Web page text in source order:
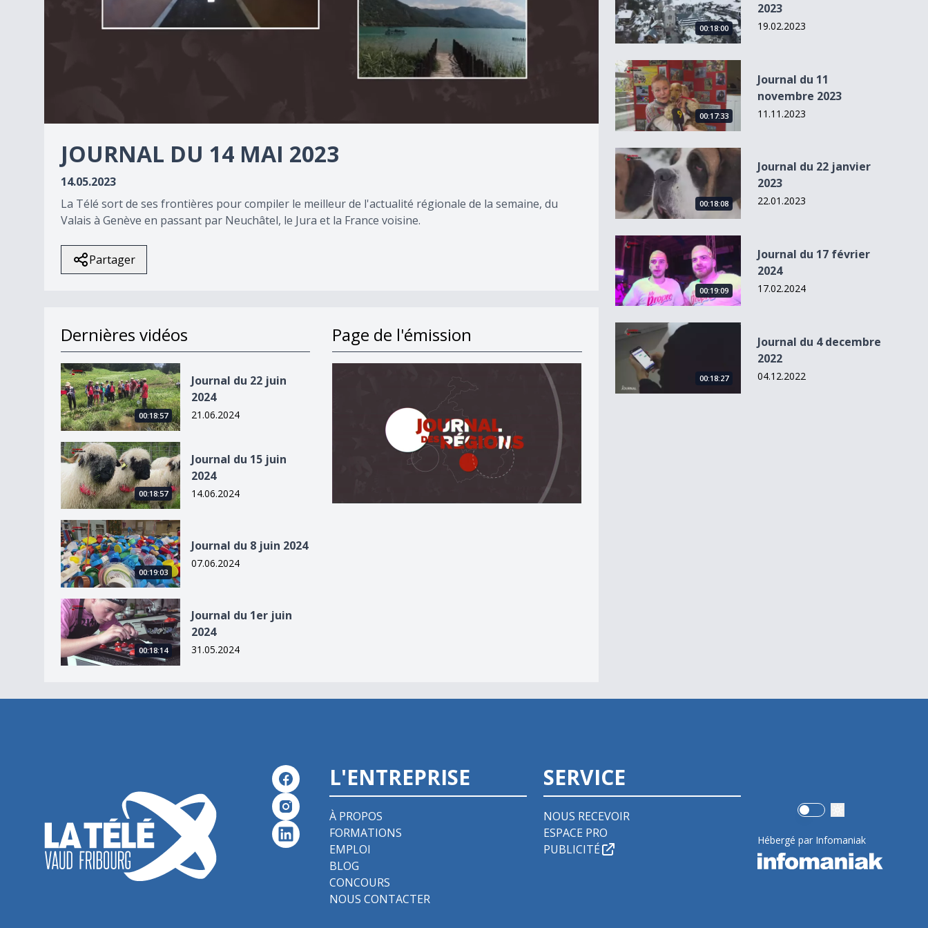
90%
JOURNAL DU 14 MAI 2023
14.05.2023
La Télé sort de ses frontières pour compiler le meilleur de l'actualité régionale de la semaine, du
Valais à Genève en passant par Neuchâtel, le Jura et la France voisine.
Partager
Dernières vidéos
Journal du 22 juin 2024
00:18:57
Journal du 22 juin
2024
21.06.2024
Journal du 15 juin 2024
00:18:57
Journal du 15 juin
2024
14.06.2024
Journal du 8 juin 2024
00:19:03
Journal du 8 juin 2024
07.06.2024
Journal du 1er juin 2024
00:18:14
Journal du 1er juin
2024
31.05.2024
Page de l'émission
00:18:00
2023
19.02.2023
Journal du 11 novembre 2023
00:17:33
Journal du 11
novembre 2023
11.11.2023
Journal du 22 janvier 2023
00:18:08
Journal du 22 janvier
2023
22.01.2023
Journal du 17 février 2024
00:19:09
Journal du 17 février
2024
17.02.2024
Journal du 4 decembre 2022
00:18:27
Journal du 4 decembre
2022
04.12.2022
L'ENTREPRISE
À PROPOS
FORMATIONS
EMPLOI
BLOG
CONCOURS
NOUS CONTACTER
SERVICE
NOUS RECEVOIR
ESPACE PRO
PUBLICITÉ
Use setting
Hébergé par Infomaniak